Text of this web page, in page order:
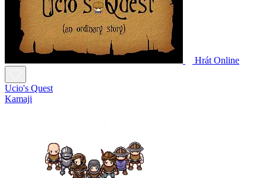
Hrát Online
Ucio's Quest
Kamaji